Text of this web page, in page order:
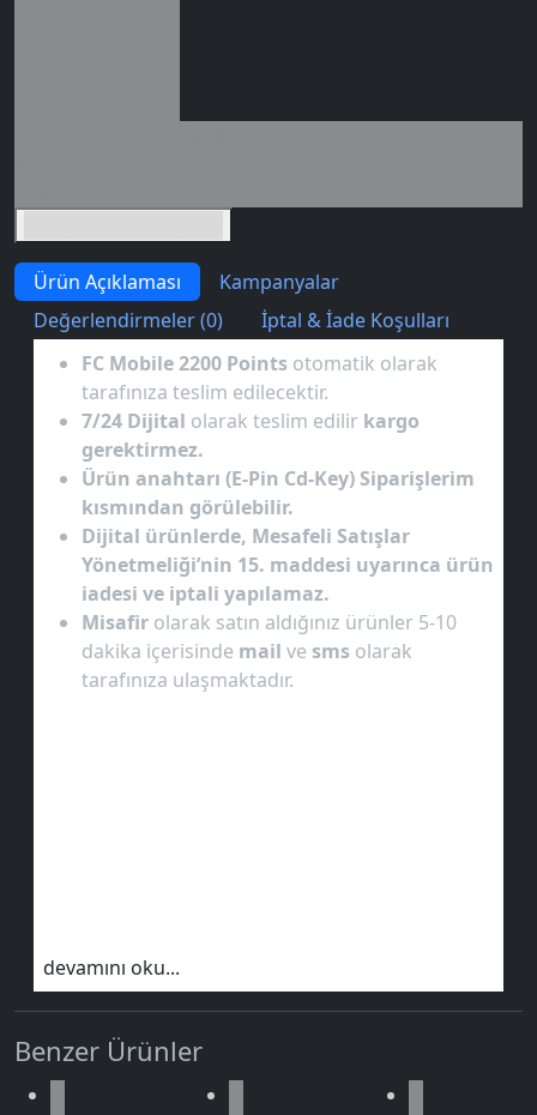
Ürün Açıklaması
Kampanyalar
Değerlendirmeler (0)
İptal & İade Koşulları
FC Mobile 2200 Points otomatik olarak
tarafınıza teslim edilecektir.
7/24 Dijital olarak teslim edilir kargo
gerektirmez.
Ürün anahtarı (E-Pin Cd-Key) Siparişlerim
kısmından görülebilir.
Dijital ürünlerde, Mesafeli Satışlar
Yönetmeliği’nin 15. maddesi uyarınca ürün
iadesi ve iptali yapılamaz.
Misafir olarak satın aldığınız ürünler 5-10
dakika içerisinde mail ve sms olarak
tarafınıza ulaşmaktadır.
devamını oku...
Benzer Ürünler